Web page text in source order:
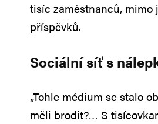
tisíc zaměstnanců,
příspěvků.
Sociální síť s
„Tohle médium se stalo
měli brodit?… S